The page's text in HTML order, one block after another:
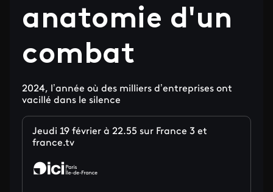
anatomie d'un
combat
2024, l’année où des milliers d’entreprises ont
vacillé dans le silence
Jeudi 19 février à 22.55 sur France 3 et
france.tv